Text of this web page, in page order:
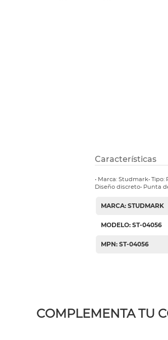
Características
• Marca: Studmark•
Diseño discreto• Punta
MARCA: STUDMARK
MODELO: ST-04056
MPN: ST-04056
COMPLEMENTA TU